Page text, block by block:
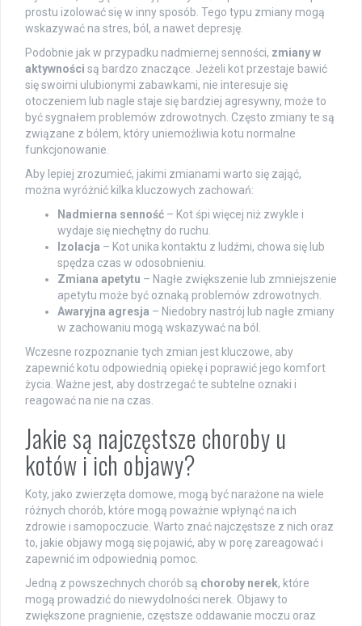
prostu izolować się w inny sposób. Tego typu zmiany mogą
wskazywać na stres, ból, a nawet depresję.
Podobnie jak w przypadku nadmiernej senności, zmiany w
aktywności są bardzo znaczące. Jeżeli kot przestaje bawić
się swoimi ulubionymi zabawkami, nie interesuje się
otoczeniem lub nagle staje się bardziej agresywny, może to
być sygnałem problemów zdrowotnych. Często zmiany te są
związane z bólem, który uniemożliwia kotu normalne
funkcjonowanie.
Aby lepiej zrozumieć, jakimi zmianami warto się zająć,
można wyróżnić kilka kluczowych zachowań:
Nadmierna senność – Kot śpi więcej niż zwykle i
wydaje się niechętny do ruchu.
Izolacja – Kot unika kontaktu z ludźmi, chowa się lub
spędza czas w odosobnieniu.
Zmiana apetytu – Nagłe zwiększenie lub zmniejszenie
apetytu może być oznaką problemów zdrowotnych.
Awaryjna agresja – Niedobry nastrój lub nagłe zmiany
w zachowaniu mogą wskazywać na ból.
Wczesne rozpoznanie tych zmian jest kluczowe, aby
zapewnić kotu odpowiednią opiekę i poprawić jego komfort
życia. Ważne jest, aby dostrzegać te subtelne oznaki i
reagować na nie na czas.
Jakie są najczęstsze choroby u
kotów i ich objawy?
Koty, jako zwierzęta domowe, mogą być narażone na wiele
różnych chorób, które mogą poważnie wpłynąć na ich
zdrowie i samopoczucie. Warto znać najczęstsze z nich oraz
to, jakie objawy mogą się pojawić, aby w porę zareagować i
zapewnić im odpowiednią pomoc.
Jedną z powszechnych chorób są choroby nerek, które
mogą prowadzić do niewydolności nerek. Objawy to
zwiększone pragnienie, częstsze oddawanie moczu oraz